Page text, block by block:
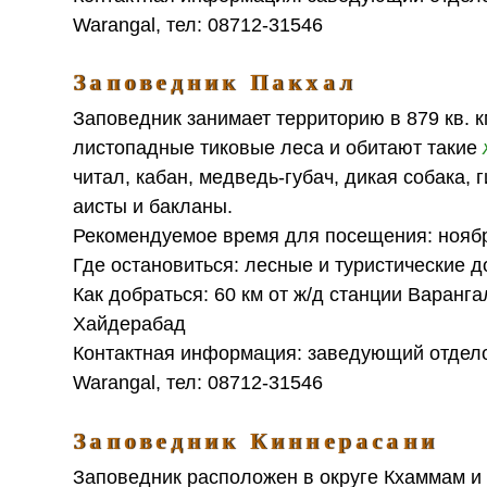
Warangal, тел: 08712-31546
Заповедник Пакхал
Заповедник занимает территорию в 879 кв.
листопадные тиковые леса и обитают такие
читал, кабан, медведь-губач, дикая
аисты и бакланы.
Рекомендуемое время для посещения:
Где остановиться: лесные и туристические
Как добраться: 60 км от ж/д станции
Хайдерабад
Контактная информация: заведующий
Warangal, тел: 08712-31546
Заповедник Киннерасани
Заповедник расположен в округе Кхаммам